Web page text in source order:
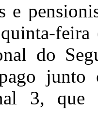
e
do
junto
3, que